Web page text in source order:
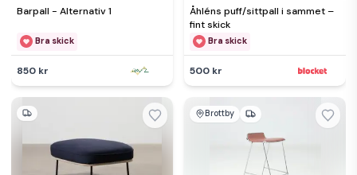
Barpall - Alternativ 1
Bra skick
850 kr
Åhléns puff/sittpall i sammet –
fint skick
Bra skick
500 kr
Brottby